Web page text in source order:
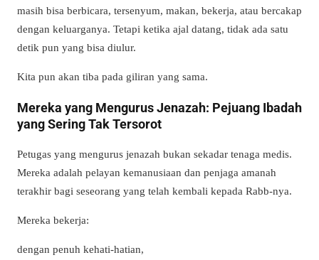
masih bisa berbicara, tersenyum, makan, bekerja, atau bercakap
dengan keluarganya. Tetapi ketika ajal datang, tidak ada satu
detik pun yang bisa diulur.
Kita pun akan tiba pada giliran yang sama.
Mereka yang Mengurus Jenazah: Pejuang Ibadah
yang Sering Tak Tersorot
Petugas yang mengurus jenazah bukan sekadar tenaga medis.
Mereka adalah pelayan kemanusiaan dan penjaga amanah
terakhir bagi seseorang yang telah kembali kepada Rabb-nya.
Mereka bekerja:
dengan penuh kehati-hatian,